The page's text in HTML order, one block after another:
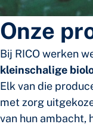
Onze
Bij RICO werken
kleinschalige
Elk van die
met zorg
van hun ambacht,